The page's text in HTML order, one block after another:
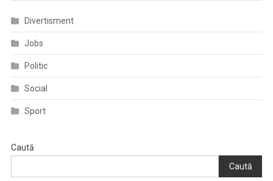
Divertisment
Jobs
Politic
Social
Sport
Caută
Caută